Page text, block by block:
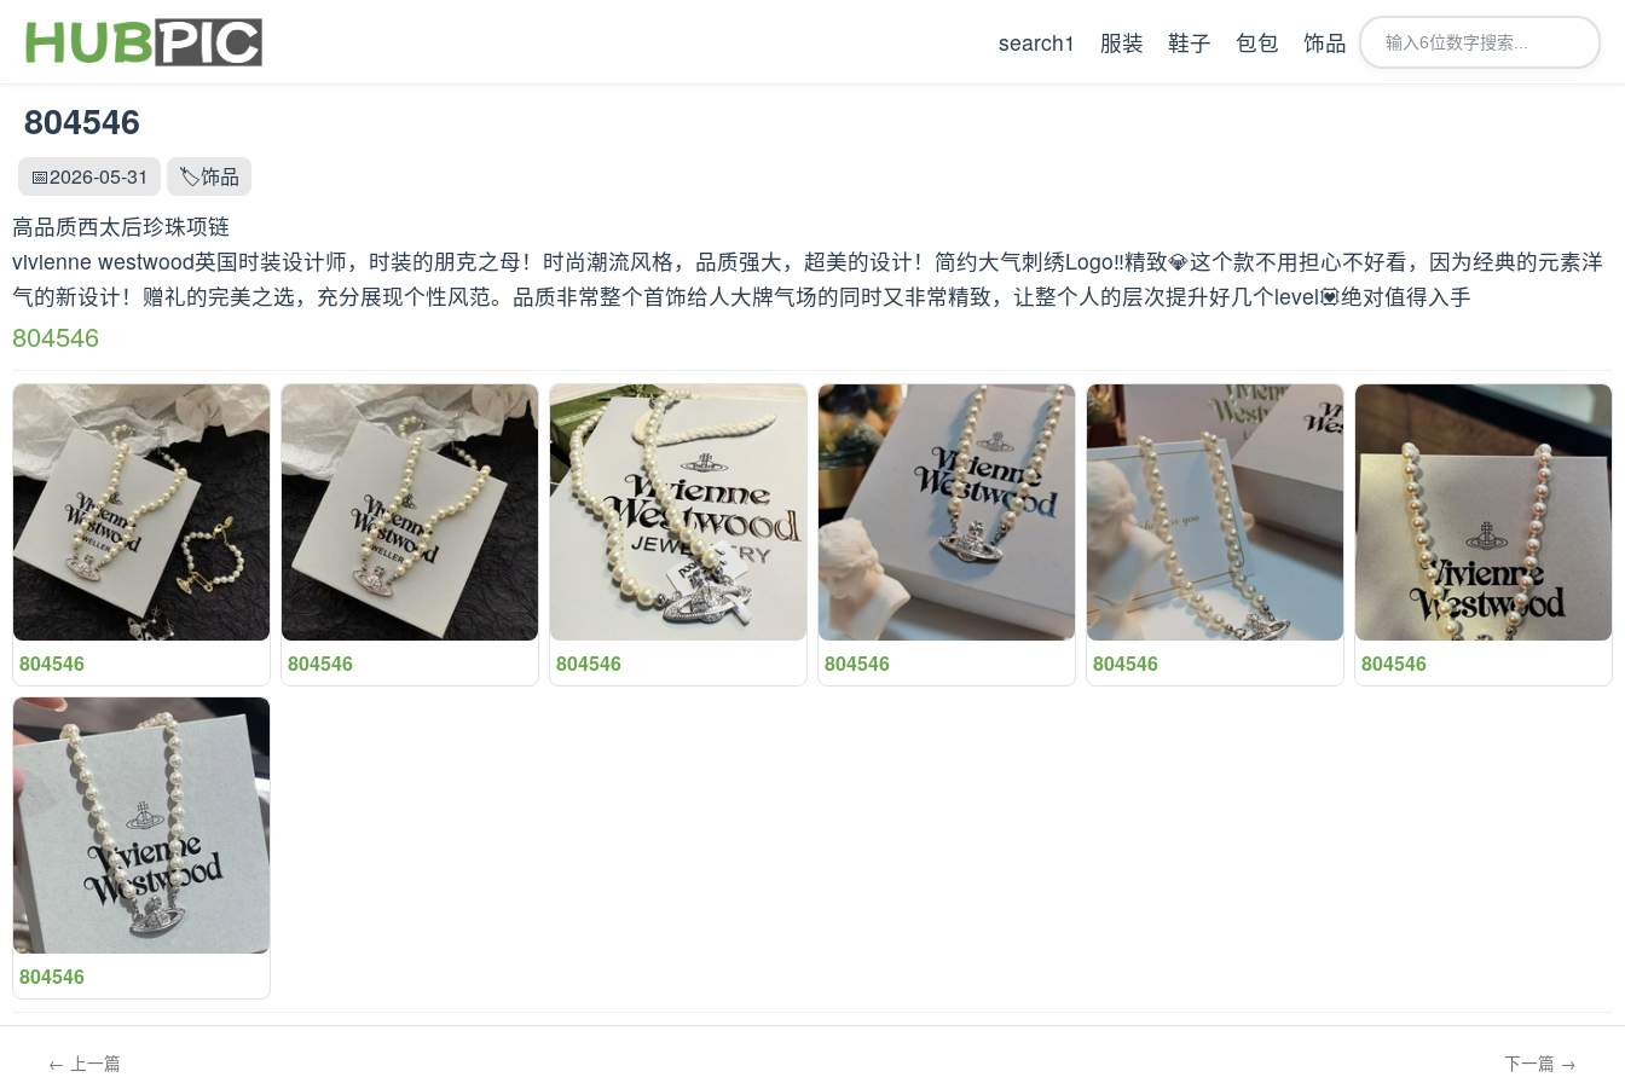
search1 服装 鞋子 包包 饰品
804546
📅2026-05-31 🏷️饰品
高品质西太后珍珠项链
vivienne westwood英国时装设计师，时装的朋克之母！时尚潮流风格，品质强大，超美的设计！简约大气刺绣Logo‼精致💎这个款不用担心不好看，因为经典的元素洋
气的新设计！赠礼的完美之选，充分展现个性风范。品质非常整个首饰给人大牌气场的同时又非常精致，让整个人的层次提升好几个level💟绝对值得入手
804546
804546 804546 804546 804546 804546 804546
804546
← 上一篇 下一篇 →